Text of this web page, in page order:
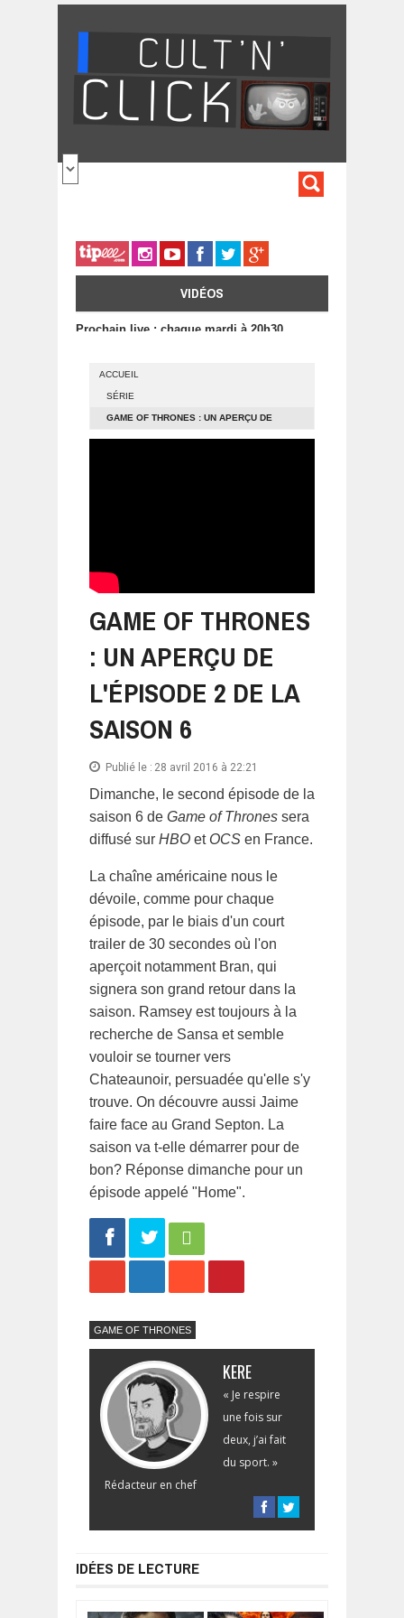
VIDÉOS
Prochain live : chaque mardi à 20h30
ACCUEIL
SÉRIE
GAME OF THRONES : UN APERÇU DE
L'ÉPISODE 2 DE LA SAISON 6
GAME OF THRONES
: UN APERÇU DE
L'ÉPISODE 2 DE LA
SAISON 6
Publié le : 28 avril 2016 à 22:21
Dimanche, le second épisode de la
saison 6 de Game of Thrones sera
diffusé sur HBO et OCS en France.
La chaîne américaine nous le
dévoile, comme pour chaque
épisode, par le biais d'un court
trailer de 30 secondes où l'on
aperçoit notamment Bran, qui
signera son grand retour dans la
saison. Ramsey est toujours à la
recherche de Sansa et semble
vouloir se tourner vers
Chateaunoir, persuadée qu'elle s'y
trouve. On découvre aussi Jaime
faire face au Grand Septon. La
saison va t-elle démarrer pour de
bon? Réponse dimanche pour un
épisode appelé "Home".
GAME OF THRONES
KERE
« Je respire
une fois sur
deux, j’ai fait
du sport. »
Rédacteur en chef
IDÉES DE LECTURE